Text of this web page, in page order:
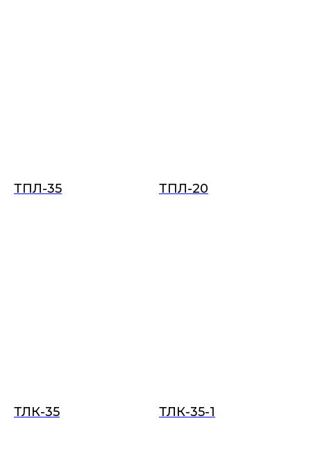
ТПЛ-35 ТПЛ-20
ТЛК-35 ТЛК-35-1